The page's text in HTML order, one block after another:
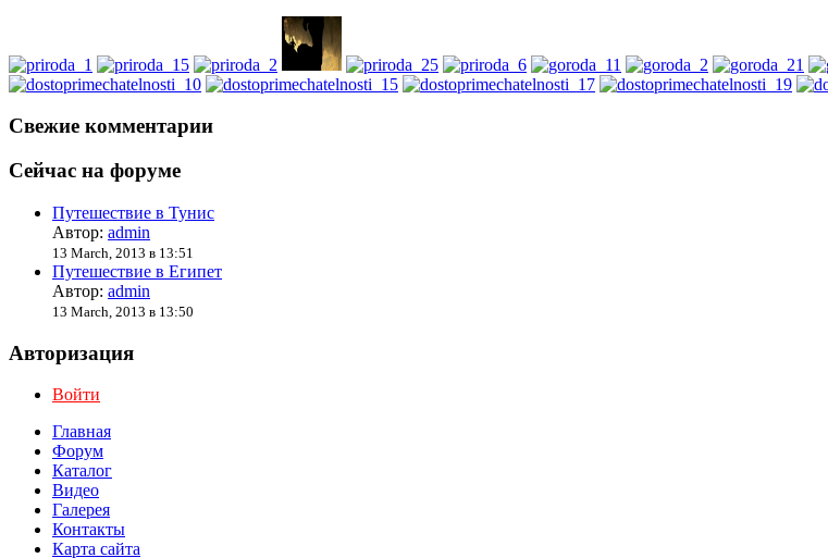
Свежие комментарии
Сейчас на форуме
Путешествие в Тунис
Автор: admin
13 March, 2013 в 13:51
Путешествие в Египет
Автор: admin
13 March, 2013 в 13:50
Авторизация
Войти
Главная
Форум
Каталог
Видео
Галерея
Контакты
Карта сайта